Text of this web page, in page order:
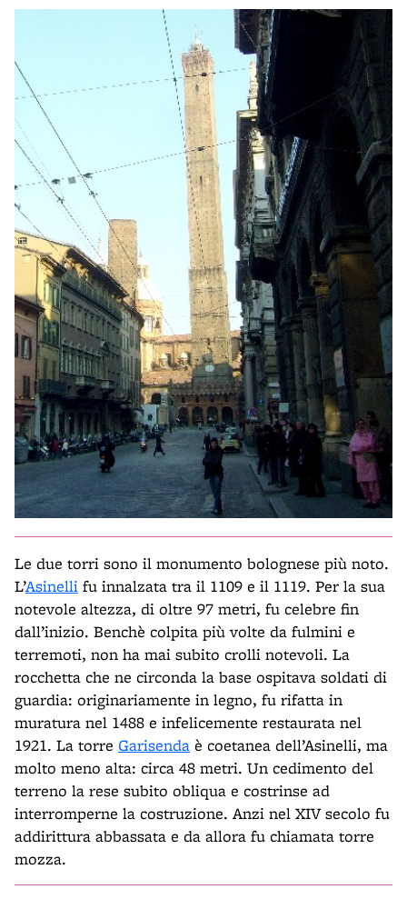
Le due torri sono il monumento bolognese più noto.
L’Asinelli fu innalzata tra il 1109 e il 1119. Per la sua
notevole altezza, di oltre 97 metri, fu celebre fin
dall’inizio. Benchè colpita più volte da fulmini e
terremoti, non ha mai subito crolli notevoli. La
rocchetta che ne circonda la base ospitava soldati di
guardia: originariamente in legno, fu rifatta in
muratura nel 1488 e infelicemente restaurata nel
1921. La torre Garisenda è coetanea dell’Asinelli, ma
molto meno alta: circa 48 metri. Un cedimento del
terreno la rese subito obliqua e costrinse ad
interromperne la costruzione. Anzi nel XIV secolo fu
addirittura abbassata e da allora fu chiamata torre
mozza.